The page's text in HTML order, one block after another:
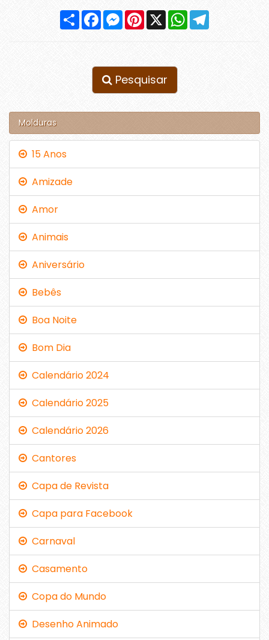
Compartilhar
FacebookMessenger
Pinterest
X WhatsApp
Pesquisar
Molduras
15 Anos
Amizade
Amor
Animais
Aniversário
Bebês
Boa Noite
Bom Dia
Calendário 2024
Calendário 2025
Calendário 2026
Cantores
Capa de Revista
Capa para Facebook
Carnaval
Casamento
Copa do Mundo
Desenho Animado